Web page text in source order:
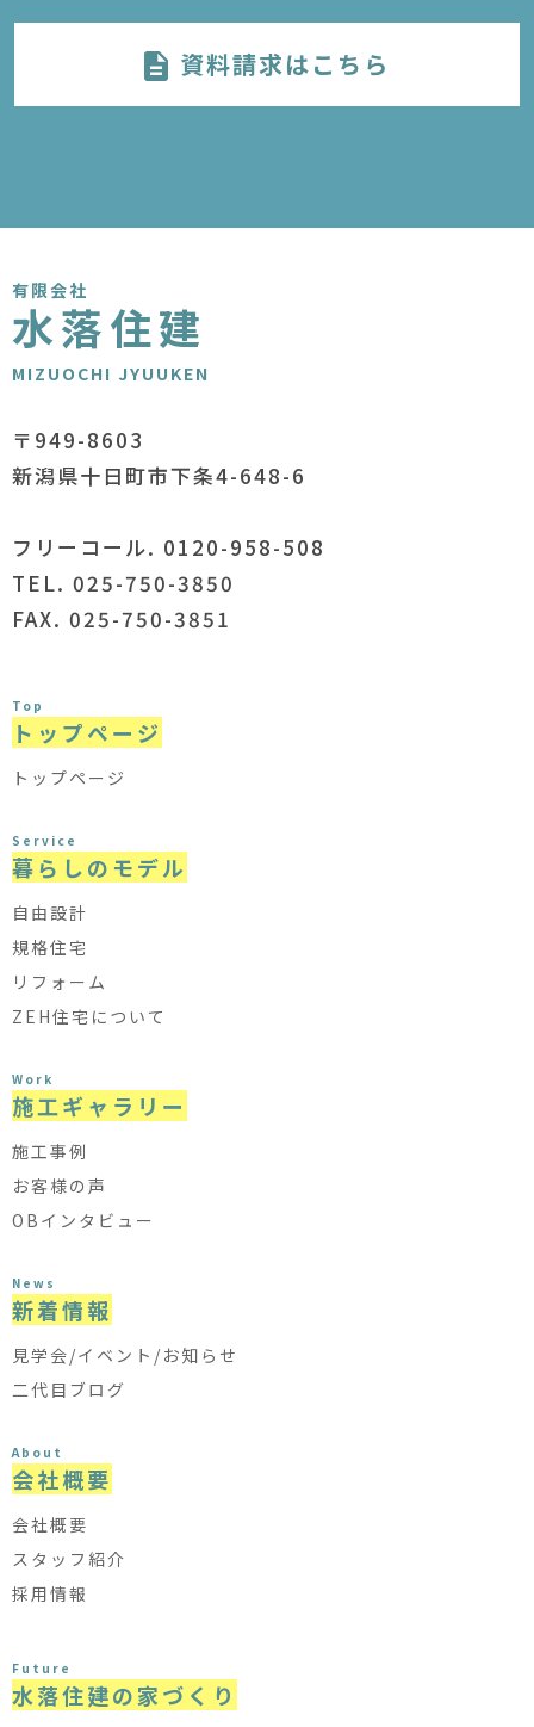
資料請求はこちら
有限会社
水落住建
MIZUOCHI JYUUKEN
〒949-8603
新潟県十日町市下条4-648-6
フリーコール. 0120-958-508
TEL. 025-750-3850
FAX. 025-750-3851
Top
トップページ
トップページ
Service
暮らしのモデル
自由設計
規格住宅
リフォーム
ZEH住宅について
Work
施工ギャラリー
施工事例
お客様の声
OBインタビュー
News
新着情報
見学会/イベント/お知らせ
二代目ブログ
About
会社概要
会社概要
スタッフ紹介
採用情報
Future
水落住建の家づくり